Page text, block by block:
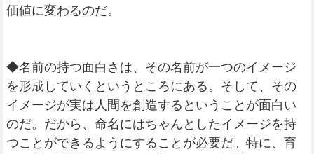
価値に変わるのだ。
◆名前の持つ面白さは、その名前が一つのイメージ
を形成していくというところにある。そして、その
イメージが実は人間を創造するということが面白い
のだ。だから、命名にはちゃんとしたイメージを持
つことができるようにすることが必要だ。特に、育